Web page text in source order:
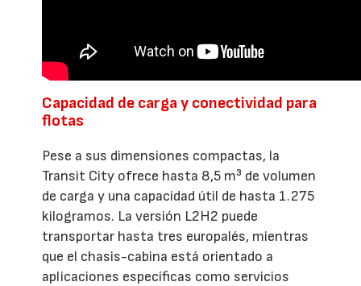
Capacidad de carga y conectividad para
flotas
Pese a sus dimensiones compactas, la
Transit City ofrece hasta 8,5 m³ de volumen
de carga y una capacidad útil de hasta 1.275
kilogramos. La versión L2H2 puede
transportar hasta tres europalés, mientras
que el chasis-cabina está orientado a
aplicaciones específicas como servicios